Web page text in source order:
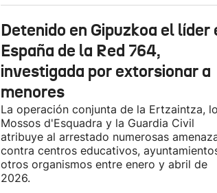
Detenido en Gipuzkoa el líder
España de la Red 764,
investigada por extorsionar a
menores
La operación conjunta de la Ertzaintza,
Mossos d'Esquadra y la Guardia Civil
atribuye al arrestado numerosas
contra centros educativos,
otros organismos entre enero y abril de
2026.